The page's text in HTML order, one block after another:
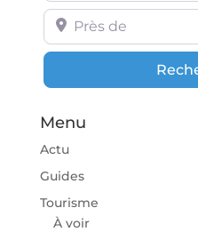
Près de
Menu
Actu
Guides
Tourisme
À voir